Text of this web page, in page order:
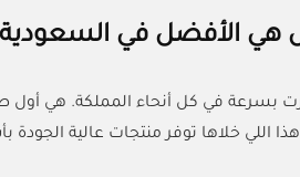
هي الأفضل في
بسرعة في كل أنحاء المملكة. هي أول
اللي خلاها توفر منتجات عالية الجودة